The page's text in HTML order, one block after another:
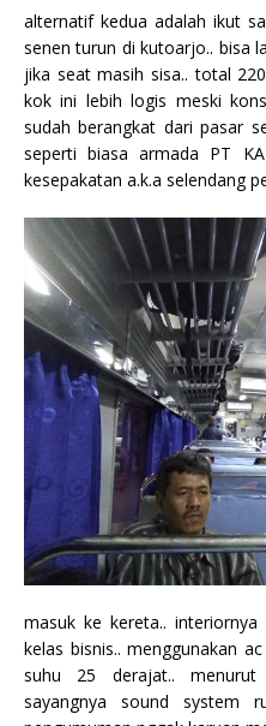
alternatif kedua adalah ikut
senen turun di kutoarjo.. bisa
jika seat masih sisa.. total
kok ini lebih logis meski
sudah berangkat dari pasar
seperti biasa armada PT
kesepakatan a.k.a selendang
masuk ke kereta..
kelas bisnis.. menggunakan
suhu 25 derajat..
sayangnya sound system